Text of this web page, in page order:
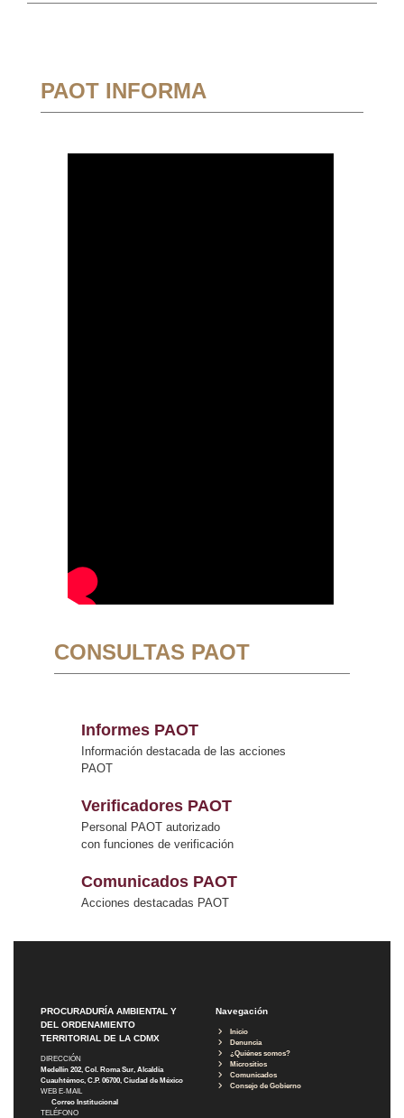
PAOT INFORMA
CONSULTAS PAOT
Informes PAOT
Información destacada de las acciones
PAOT
Verificadores PAOT
Personal PAOT autorizado
con funciones de verificación
Comunicados PAOT
Acciones destacadas PAOT
PROCURADURÍA AMBIENTAL Y
DEL ORDENAMIENTO
TERRITORIAL DE LA CDMX
DIRECCIÓN
Medellín 202, Col. Roma Sur, Alcaldía
Cuauhtémoc, C.P. 06700, Ciudad de México
WEB E-MAIL
Correo Institucional
TELÉFONO
Navegación
Inicio
Denuncia
¿Quiénes somos?
Micrositios
Comunicados
Consejo de Gobierno